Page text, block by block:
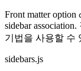
Front matter option
sidebar
기법을 사용할 수
sidebars.js